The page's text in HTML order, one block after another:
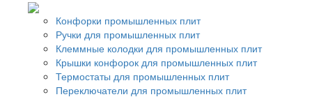
Конфорки промышленных плит
Ручки для промышленных плит
Клеммные колодки для промышленных плит
Крышки конфорок для промышленных плит
Термостаты для промышленных плит
Переключатели для промышленных плит